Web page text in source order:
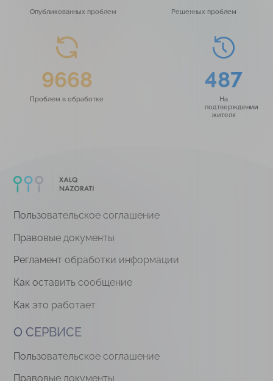
Опубликованных проблем Решенных проблем
9668
Проблем в обработке
487
На
подтверждении
жителя
Пользовательское соглашение
Правовые документы
Регламент обработки информации
Как оставить сообщение
Как это работает
О СЕРВИСЕ
Пользовательское соглашение
Правовые документы